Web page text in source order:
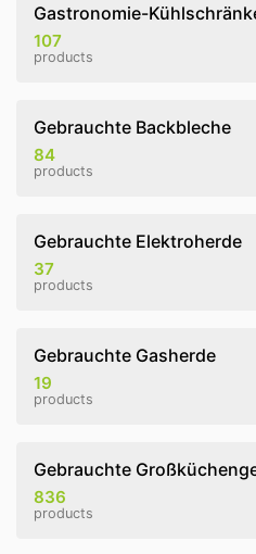
Gastronomie-
107
products
Gebrauchte Backbleche
84
products
Gebrauchte Elektroherde
37
products
Gebrauchte Gasherde
19
products
Gebrauchte
836
products